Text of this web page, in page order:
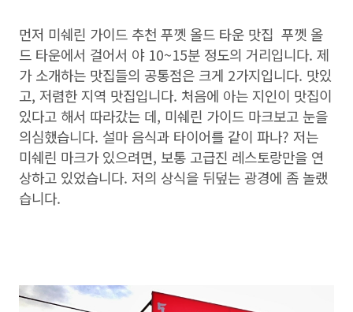
먼저 미쉐린 가이드 추천 푸껫 올드 타운 맛집 푸껫 올
드 타운에서 걸어서 야 10~15분 정도의 거리입니다. 제
가 소개하는 맛집들의 공통점은 크게 2가지입니다. 맛있
고, 저렴한 지역 맛집입니다. 처음에 아는 지인이 맛집이
있다고 해서 따라갔는 데, 미쉐린 가이드 마크보고 눈을
의심했습니다. 설마 음식과 타이어를 같이 파나? 저는
미쉐린 마크가 있으려면, 보통 고급진 레스토랑만을 연
상하고 있었습니다. 저의 상식을 뒤덮는 광경에 좀 놀랬
습니다.